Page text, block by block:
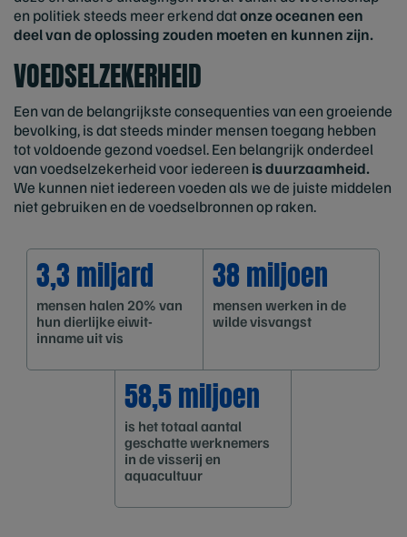
en politiek steeds meer erkend datonze oceanen een
deel van de oplossing zouden moeten en kunnen zijn.
VOEDSELZEKERHEID
Een van de belangrijkste consequenties van een groeiende
bevolking, is dat steeds minder mensen toegang hebben
tot voldoende gezond voedsel. Een belangrijk onderdeel
van voedselzekerheid voor iedereen is duurzaamheid.
We kunnen niet iedereen voeden als we de juiste middelen
niet gebruiken en de voedselbronnen op raken.
3,3 miljard
mensen halen 20% van
hun dierlijke eiwit-
inname uit vis
38 miljoen
mensen werken in de
wilde visvangst
58,5 miljoen
is het totaal aantal
geschatte werknemers
in de visserij en
aquacultuur